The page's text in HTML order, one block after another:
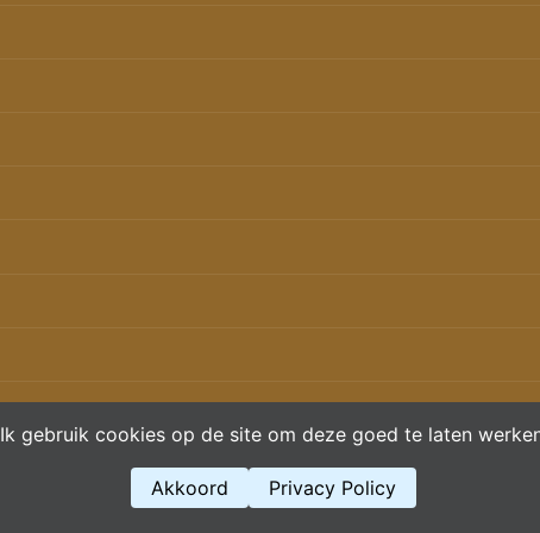
Beroepsgeheim Contact
Ik gebruik cookies op de site om deze goed te laten
Akkoord Privacy Policy